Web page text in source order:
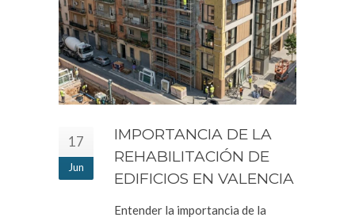
17
Jun
IMPORTANCIA DE LA
REHABILITACIÓN DE
EDIFICIOS EN VALENCIA
Entender la importancia de la